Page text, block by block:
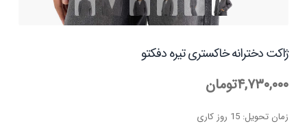
ژاکت دخترانه خاکستری تیره دفکتو
۴,۷۳۰,۰۰۰تومان
زمان تحویل: 15 روز کاری